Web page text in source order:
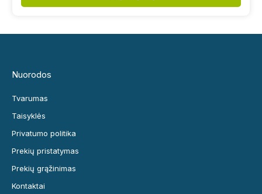
Nuorodos
Tvarumas
Taisyklės
Privatumo politika
Prekių pristatymas
Prekių grąžinimas
Kontaktai